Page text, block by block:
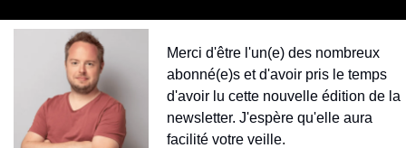
Merci d'être l'un(e) des nombreux
abonné(e)s et d'avoir pris le temps
d'avoir lu cette nouvelle édition de la
newsletter. J'espère qu'elle aura
facilité votre veille.